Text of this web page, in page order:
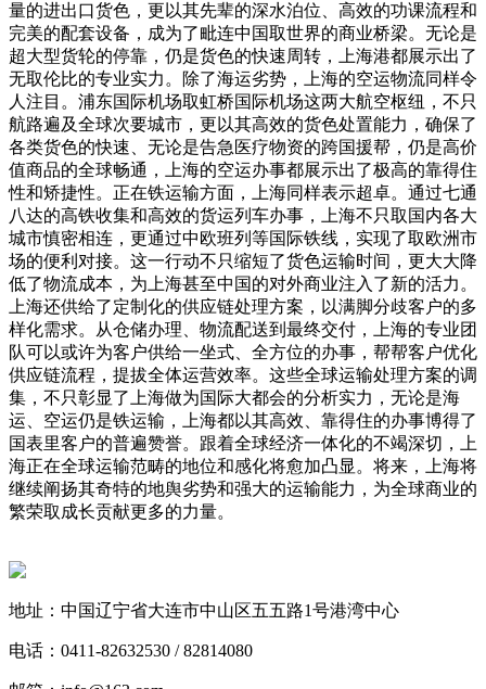
量的进出口货色，更以其先辈的深水泊位、高效的功课流程和
完美的配套设备，成为了毗连中国取世界的商业桥梁。无论是
超大型货轮的停靠，仍是货色的快速周转，上海港都展示出了
无取伦比的专业实力。除了海运劣势，上海的空运物流同样令
人注目。浦东国际机场取虹桥国际机场这两大航空枢纽，不只
航路遍及全球次要城市，更以其高效的货色处置能力，确保了
各类货色的快速、无论是告急医疗物资的跨国援帮，仍是高价
值商品的全球畅通，上海的空运办事都展示出了极高的靠得住
性和矫捷性。正在铁运输方面，上海同样表示超卓。通过七通
八达的高铁收集和高效的货运列车办事，上海不只取国内各大
城市慎密相连，更通过中欧班列等国际铁线，实现了取欧洲市
场的便利对接。这一行动不只缩短了货色运输时间，更大大降
低了物流成本，为上海甚至中国的对外商业注入了新的活力。
上海还供给了定制化的供应链处理方案，以满脚分歧客户的多
样化需求。从仓储办理、物流配送到最终交付，上海的专业团
队可以或许为客户供给一坐式、全方位的办事，帮帮客户优化
供应链流程，提拔全体运营效率。这些全球运输处理方案的调
集，不只彰显了上海做为国际大都会的分析实力，无论是海
运、空运仍是铁运输，上海都以其高效、靠得住的办事博得了
国表里客户的普遍赞誉。跟着全球经济一体化的不竭深切，上
海正在全球运输范畴的地位和感化将愈加凸显。将来，上海将
继续阐扬其奇特的地舆劣势和强大的运输能力，为全球商业的
繁荣取成长贡献更多的力量。
地址：中国辽宁省大连市中山区五五路1号港湾中心
电话：0411-82632530 / 82814080